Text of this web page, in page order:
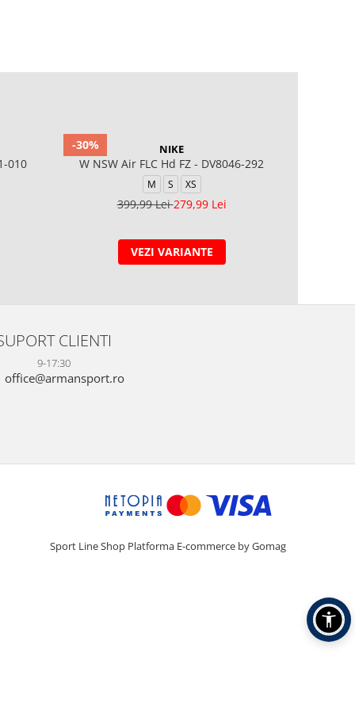
010
-30% NIKE
W NSW Air FLC Hd FZ - DV8046-292
M S XS
399,99 Lei279,99 Lei
VEZI VARIANTE
CLIENTI
9-17:30
office@armansport.ro
Sport Line Shop Platforma E-commerce by Gomag